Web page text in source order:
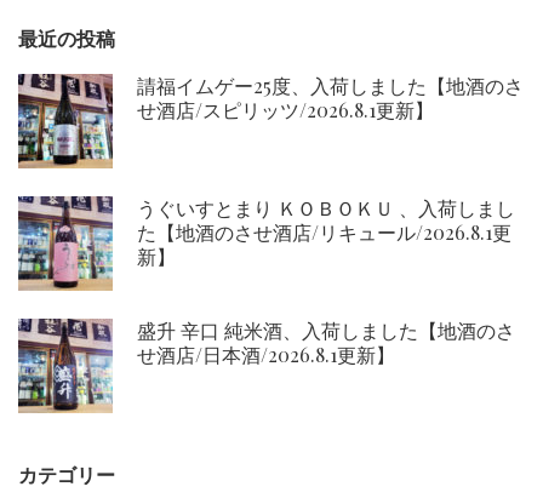
最近の投稿
請福イムゲー25度、入荷しました【地酒のさ
せ酒店/スピリッツ/2026.8.1更新】
うぐいすとまり ＫＯＢＯＫＵ 、入荷しまし
た【地酒のさせ酒店/リキュール/2026.8.1更
新】
盛升 辛口 純米酒、入荷しました【地酒のさ
せ酒店/日本酒/2026.8.1更新】
カテゴリー